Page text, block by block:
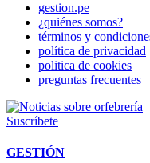
gestion.pe
¿quiénes somos?
términos y
política de privacidad
politica de cookies
preguntas frecuentes
Suscríbete
GESTIÓN